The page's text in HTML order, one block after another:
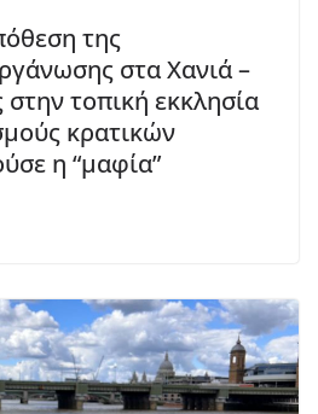
της
στα Χανιά –
τοπική εκκλησία
κρατικών
η “μαφία”